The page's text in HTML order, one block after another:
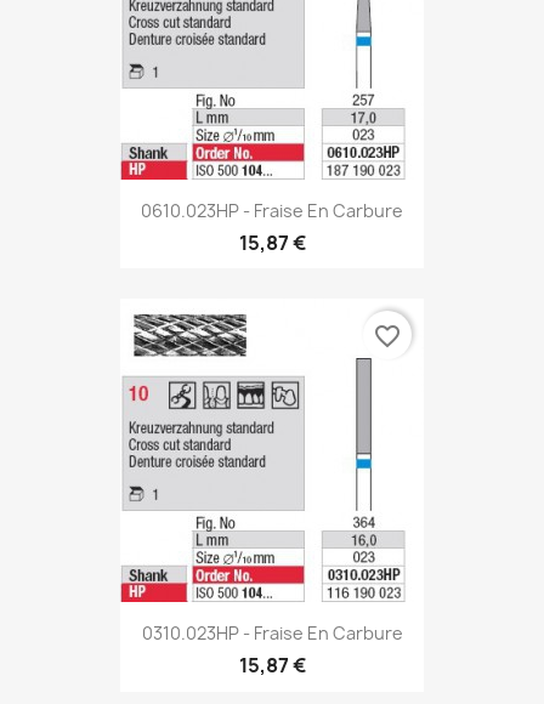
0610.023HP - Fraise En Carbure
15,87 €
0310.023HP - Fraise En Carbure
15,87 €
favorite_border